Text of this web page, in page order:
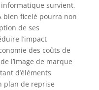
survient,
bien ficelé pourra non
de ses
l’impact
des coûts de
l’image de marque
d’éléments
plan de reprise